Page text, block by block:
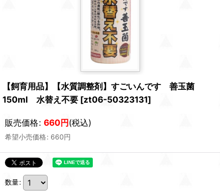
【飼育用品】【水質調整剤】すごいんです 善玉菌
150ml 水替え不要 [zt06-50323131]
販売価格: 660円(税込)
希望小売価格: 660円
数量: